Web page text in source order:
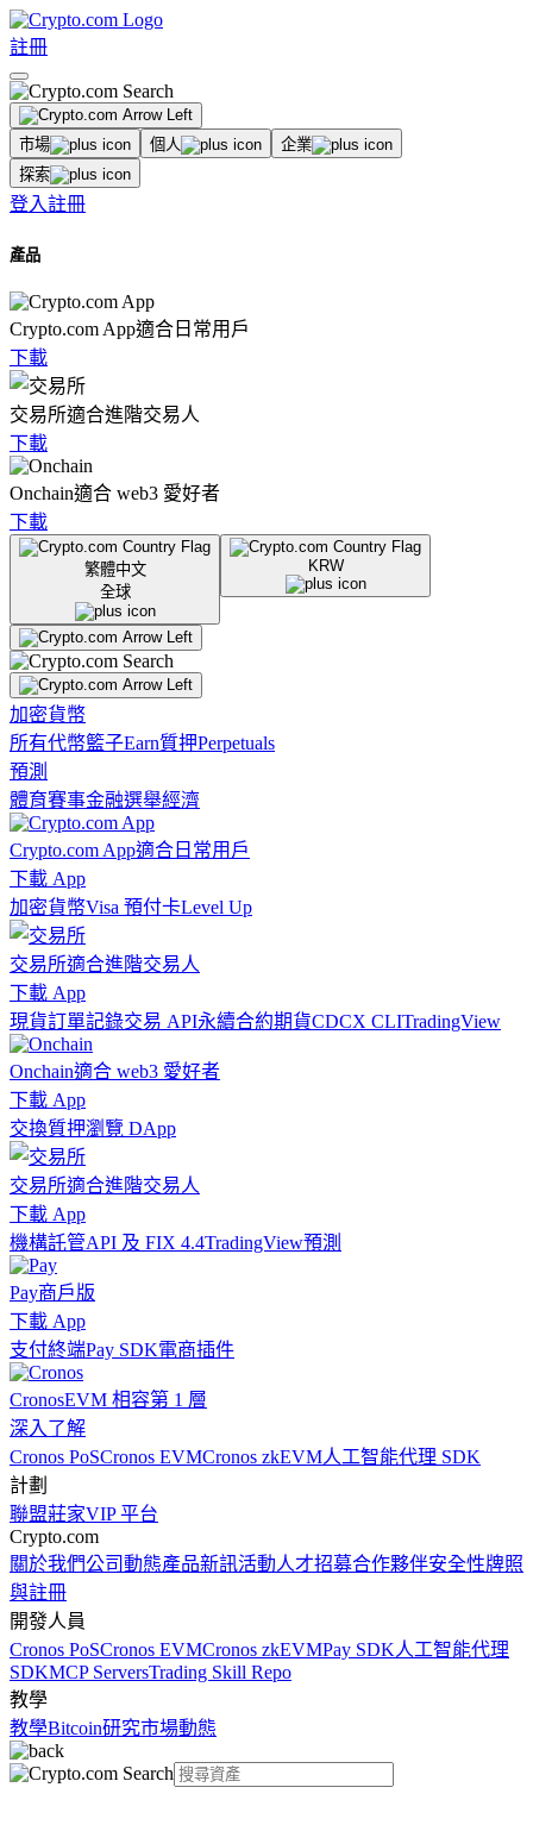
註冊
市場 個人
企業
探索
登入註冊
產品
Crypto.com App適合日常用戶
下載
交易所適合進階交易人
下載
Onchain適合 web3 愛好者
下載
繁體中文
全球
KRW
加密貨幣
所有代幣籃子Earn質押Perpetuals
預測
體育賽事金融選舉經濟
Crypto.com App適合日常用戶
下載 App
加密貨幣Visa 預付卡Level Up
交易所適合進階交易人
下載 App
現貨訂單記錄交易 API永續合約期貨CDCX CLITradingView
Onchain適合 web3 愛好者
下載 App
交換質押瀏覽 DApp
交易所適合進階交易人
下載 App
機構託管API 及 FIX 4.4TradingView預測
Pay商戶版
下載 App
支付終端Pay SDK電商插件
CronosEVM 相容第 1 層
深入了解
Cronos PoSCronos EVMCronos zkEVM人工智能代理 SDK
計劃
聯盟莊家VIP 平台
Crypto.com
關於我們公司動態產品新訊活動人才招募合作夥伴安全性牌照
與註冊
開發人員
Cronos PoSCronos EVMCronos zkEVMPay SDK人工智能代理
SDKMCP ServersTrading Skill Repo
教學
教學Bitcoin研究市場動態